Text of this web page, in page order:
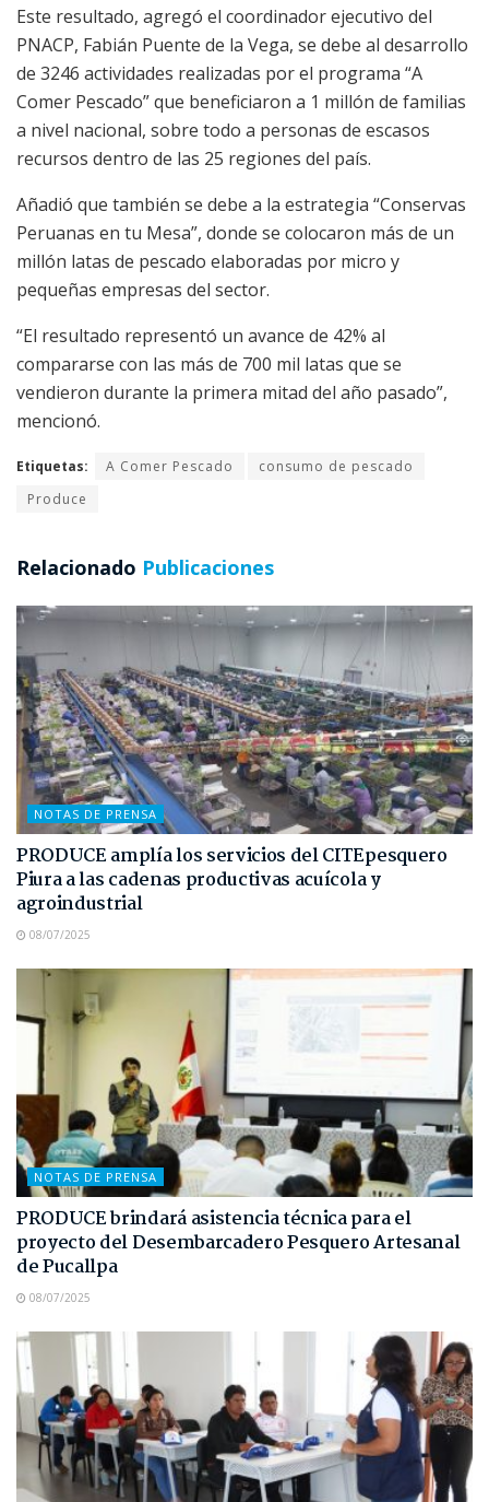
Este resultado, agregó el coordinador ejecutivo del
PNACP, Fabián Puente de la Vega, se debe al desarrollo
de 3246 actividades realizadas por el programa “A
Comer Pescado” que beneficiaron a 1 millón de familias
a nivel nacional, sobre todo a personas de escasos
recursos dentro de las 25 regiones del país.
Añadió que también se debe a la estrategia “Conservas
Peruanas en tu Mesa”, donde se colocaron más de un
millón latas de pescado elaboradas por micro y
pequeñas empresas del sector.
“El resultado representó un avance de 42% al
compararse con las más de 700 mil latas que se
vendieron durante la primera mitad del año pasado”,
mencionó.
Etiquetas: A Comer Pescado
consumo de pescado
Produce
Relacionado Publicaciones
NOTAS DE PRENSA
PRODUCE amplía los servicios del CITEpesquero
Piura a las cadenas productivas acuícola y
agroindustrial
08/07/2025
NOTAS DE PRENSA
PRODUCE brindará asistencia técnica para el
proyecto del Desembarcadero Pesquero Artesanal
de Pucallpa
08/07/2025